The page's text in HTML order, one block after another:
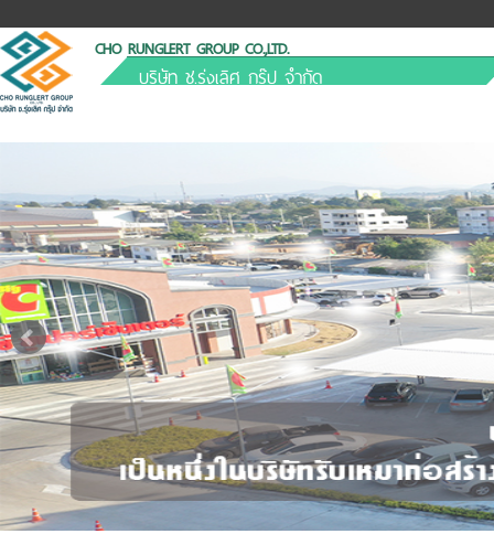
CHO RUNGLERT GROUP CO.,LTD.
บริษัท ช.รุ่งเลิศ กรุ๊ป จำกัด